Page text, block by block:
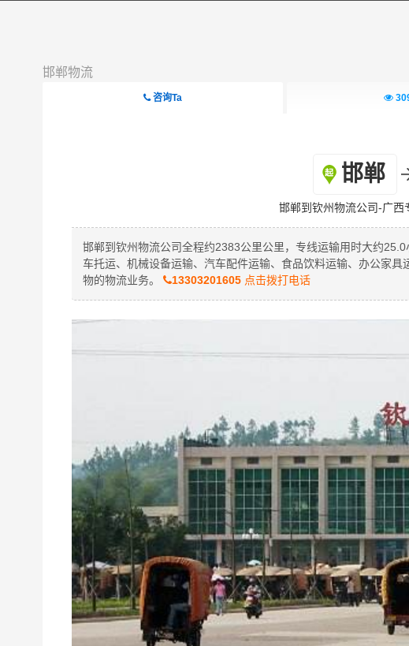
邯郸物流
咨询Ta
邯郸
邯郸到钦州物流公司-广西
邯郸到钦州物流公司全程约2383公里公里，专线运输用时大约
车托运、机械设备运输、汽车配件运输、食品饮料运输、办公家
物的物流业务。
13303201605点击拨打电话